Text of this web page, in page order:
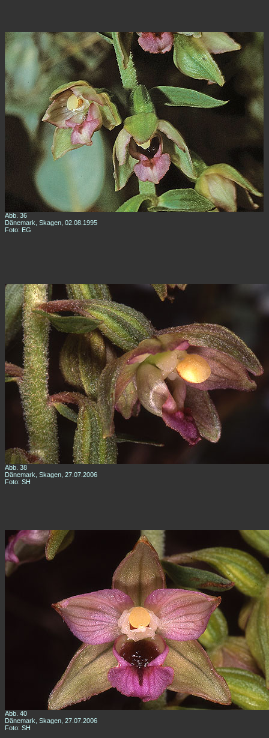
Abb. 36
Dänemark, Skagen, 02.08.1995
Foto: EG
Abb. 38
Dänemark, Skagen, 27.07.2006
Foto: SH
Abb. 40
Dänemark, Skagen, 27.07.2006
Foto: SH